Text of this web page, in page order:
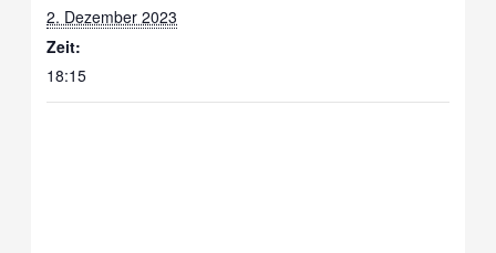
2. Dezember 2023
Zeit:
18:15